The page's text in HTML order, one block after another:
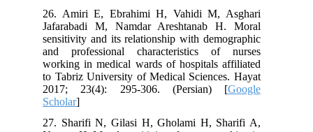
26. Amiri E, Ebrahimi H, Vahidi M, Asghari
Jafarabadi M, Namdar Areshtanab H. Moral
sensitivity and its relationship with demographic
and professional characteristics of nurses
working in medical wards of hospitals affiliated
to Tabriz University of Medical Sciences. Hayat
2017; 23(4): 295-306. (Persian) [Google
Scholar
27. Sharifi N, Gilasi H, Gholami H, Sharifi A,